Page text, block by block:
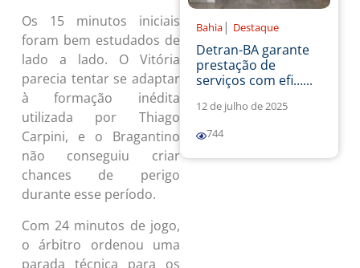
Os 15 minutos iniciais
foram bem estudados de
lado a lado. O Vitória
parecia tentar se adaptar
à formação inédita
utilizada por Thiago
Carpini, e o Bragantino
não conseguiu criar
chances de perigo
durante esse período.
Com 24 minutos de jogo,
o árbitro ordenou uma
parada técnica para os
Bahia | Destaque
Detran-BA garante
prestação de
serviços com efi......
12 de julho de 2025
744